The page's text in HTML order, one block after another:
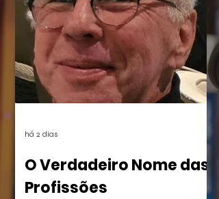
combinado à censura das vítimas e ao
apagamento das provas, deixou uma
lacuna preenchida pelo rancor. O
sentimento reverbera por anos até ser
posto à prova com a execução de um
plano vingativo, movido pela espera de
uma reparação nunca feita.
O Verdadeiro Nome das
Profissões
há 2 dias